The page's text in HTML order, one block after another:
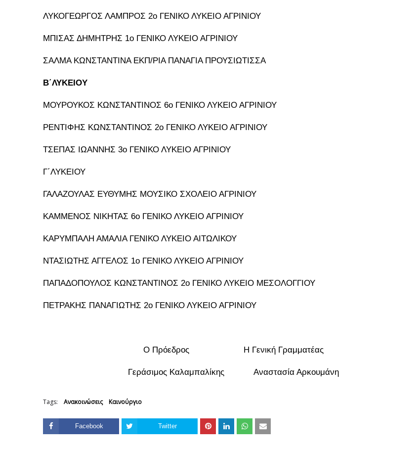
ΛΥΚΟΓΕΩΡΓΟΣ ΛΑΜΠΡΟΣ 2ο ΓΕΝΙΚΟ ΛΥΚΕΙΟ ΑΓΡΙΝΙΟΥ
ΜΠΙΣΑΣ ΔΗΜΗΤΡΗΣ 1ο ΓΕΝΙΚΟ ΛΥΚΕΙΟ ΑΓΡΙΝΙΟΥ
ΣΑΛΜΑ ΚΩΝΣΤΑΝΤΙΝΑ ΕΚΠ/ΡΙΑ ΠΑΝΑΓΙΑ ΠΡΟΥΣΙΩΤΙΣΣΑ
Β΄ΛΥΚΕΙΟΥ
ΜΟΥΡΟΥΚΟΣ ΚΩΝΣΤΑΝΤΙΝΟΣ 6ο ΓΕΝΙΚΟ ΛΥΚΕΙΟ ΑΓΡΙΝΙΟΥ
ΡΕΝΤΙΦΗΣ ΚΩΝΣΤΑΝΤΙΝΟΣ 2ο ΓΕΝΙΚΟ ΛΥΚΕΙΟ ΑΓΡΙΝΙΟΥ
ΤΣΕΠΑΣ ΙΩΑΝΝΗΣ 3ο ΓΕΝΙΚΟ ΛΥΚΕΙΟ ΑΓΡΙΝΙΟΥ
Γ΄ΛΥΚΕΙΟΥ
ΓΑΛΑΖΟΥΛΑΣ ΕΥΘΥΜΗΣ ΜΟΥΣΙΚΟ ΣΧΟΛΕΙΟ ΑΓΡΙΝΙΟΥ
ΚΑΜΜΕΝΟΣ ΝΙΚΗΤΑΣ 6ο ΓΕΝΙΚΟ ΛΥΚΕΙΟ ΑΓΡΙΝΙΟΥ
ΚΑΡΥΜΠΑΛΗ ΑΜΑΛΙΑ ΓΕΝΙΚΟ ΛΥΚΕΙΟ ΑΙΤΩΛΙΚΟΥ
ΝΤΑΣΙΩΤΗΣ ΑΓΓΕΛΟΣ 1ο ΓΕΝΙΚΟ ΛΥΚΕΙΟ ΑΓΡΙΝΙΟΥ
ΠΑΠΑΔΟΠΟΥΛΟΣ ΚΩΝΣΤΑΝΤΙΝΟΣ 2ο ΓΕΝΙΚΟ ΛΥΚΕΙΟ ΜΕΣΟΛΟΓΓΙΟΥ
ΠΕΤΡΑΚΗΣ ΠΑΝΑΓΙΩΤΗΣ 2ο ΓΕΝΙΚΟ ΛΥΚΕΙΟ ΑΓΡΙΝΙΟΥ
Ο Πρόεδρος Η Γενική Γραμματέας
Γεράσιμος Καλαμπαλίκης Αναστασία Αρκουμάνη
Tags: Ανακοινώσεις Καινούργιο
Facebook Twitter